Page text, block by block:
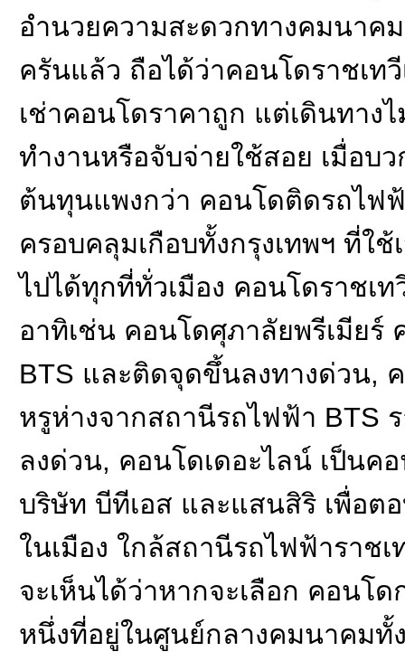
อำนวยความสะดวกทางคมนาค
ครันแล้ว ถือได้ว่าคอนโดราชเท
เช่าคอนโดราคาถูก แต่เดินทาง
ทำงานหรือจับจ่ายใช้สอย เมื่อบ
ต้นทุนแพงกว่า คอนโดติดรถไฟ
ครอบคลุมเกือบทั้งกรุงเทพฯ ที่ใ
ไปได้ทุกที่ทั่วเมือง คอนโดราชเ
อาทิเช่น คอนโดศุภาลัยพรีเมียร์
BTS และติดจุดขึ้นลงทางด่วน,
หรูห่างจากสถานีรถไฟฟ้า BTS
ลงด่วน, คอนโดเดอะไลน์ เป็น
บริษัท บีทีเอส และแสนสิริ เพื่อต
ในเมือง ใกล้สถานีรถไฟฟ้าราช
จะเห็นได้ว่าหากจะเลือก คอนโ
หนึ่งที่อยู่ในศูนย์กลางคมนาคมทั้